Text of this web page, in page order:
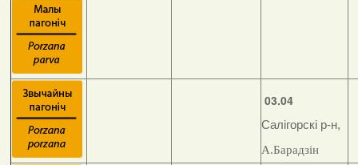
03.04
Салігорскі р-н,
А.Барадзін